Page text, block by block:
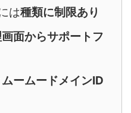
は種類に制限あり
面からサポートフ
ムームードメインID